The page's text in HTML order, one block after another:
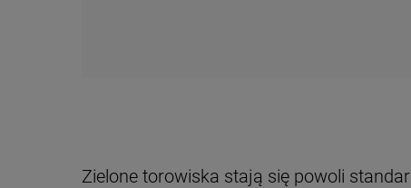
Zielone torowiska stają się powoli